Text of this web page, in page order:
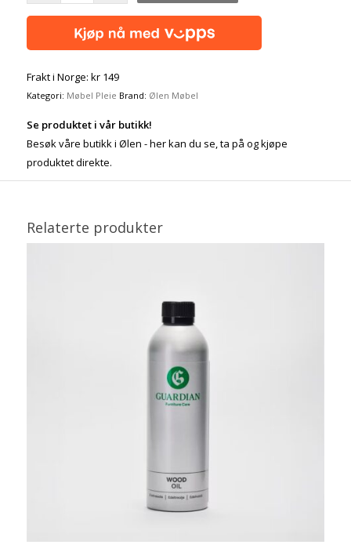
Frakt i Norge: kr 149
Kategori: Møbel Pleie Brand: Ølen Møbel
Se produktet i vår butikk!
Besøk våre butikk i Ølen - her kan du se, ta på og kjøpe
produktet direkte.
Relaterte produkter